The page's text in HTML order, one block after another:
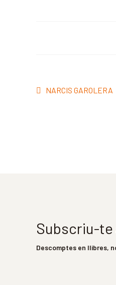
Navegació
Entrada
NARCIS GAROLERA
Subscriu-
Descomptes en llibres,